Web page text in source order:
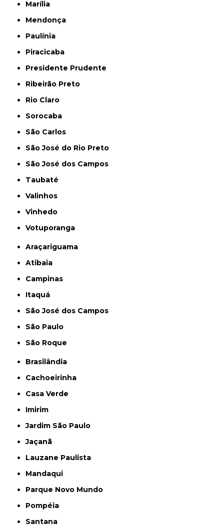
Marília
Mendonça
Paulínia
Piracicaba
Presidente Prudente
Ribeirão Preto
Rio Claro
Sorocaba
São Carlos
São José do Rio Preto
São José dos Campos
Taubaté
Valinhos
Vinhedo
Votuporanga
Araçariguama
Atibaia
Campinas
Itaquá
São José dos Campos
São Paulo
São Roque
Brasilândia
Cachoeirinha
Casa Verde
Imirim
Jardim São Paulo
Jaçanã
Lauzane Paulista
Mandaqui
Parque Novo Mundo
Pompéia
Santana